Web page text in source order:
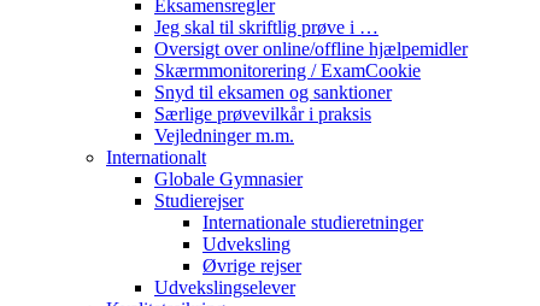
Eksamensregler
Jeg skal til skriftlig prøve i …
Oversigt over online/offline hjælpemidler
Skærmmonitorering / ExamCookie
Snyd til eksamen og sanktioner
Særlige prøvevilkår i praksis
Vejledninger m.m.
Internationalt
Globale Gymnasier
Studierejser
Internationale studieretninger
Udveksling
Øvrige rejser
Udvekslingselever